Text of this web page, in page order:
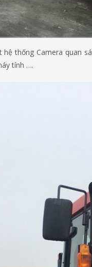
hệ thống Camera quan
tính ….